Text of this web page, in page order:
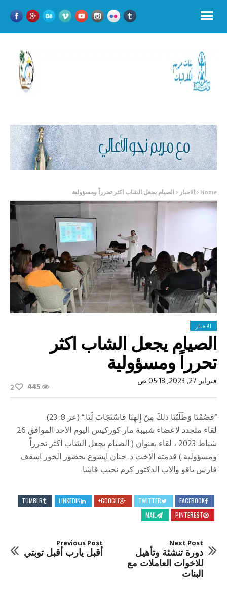
Home الاخبار الصيام يجعل الشاب اكثر تحرراً ومسؤولية
الاخبار
الصيام يجعل الشاب اكثر
تحرراً ومسؤولية
فبراير 27, 2023, 05:18 ص 445
2
“فَصُمْنَا وَطَلَبْنَا ذلِكَ مِنْ إِلهِنَا فَاسْتَجَابَ لَنَا.” (عز 8: 23).
لقاء متجدد لاعضاء شبيبة مار كوركيس اليوم الاحد الموافق 26
شباط 2023 ، لقاء بعنوان ( الصيام يجعل الشاب اكثر تحرراً
ومسؤولية ) قدمته الاخت د. حنان ايشوع بحضور الخور اسقف
فارس ياقو والاب الدكتور كرم نجيب قاشا.
FACEBOOK
TWITTER
GOOGLE+
LINKEDIN
TUMBLR
PINTEREST
MAIL
Previous Post
أقبل يارب أقبل توبتي
Next Post
دورة تنشئة وتأهيل
للاخوات العاملات مع
البنات